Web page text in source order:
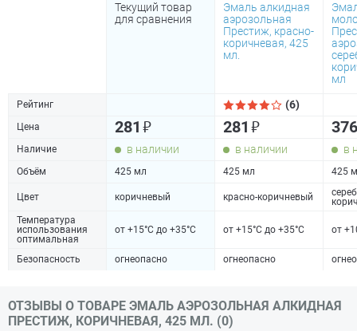
Текущий товар
для сравнения
Эмаль алкидная
аэрозольная
Престиж, красно-
коричневая, 425
мл.
мл
Рейтинг (6)
Цена 281 ₽ 281 ₽
Наличие в наличии в наличии в
Объём 425 мл 425 мл 425
Цвет коричневый красно-коричневый
Температура
использования
оптимальная
от +15°C до +35°C от +15°C до +35°C от
Безопасность огнеопасно огнеопасно
ОТЗЫВЫ О ТОВАРЕ ЭМАЛЬ АЭРОЗОЛЬНАЯ АЛКИДНАЯ
ПРЕСТИЖ, КОРИЧНЕВАЯ, 425 МЛ. (0)